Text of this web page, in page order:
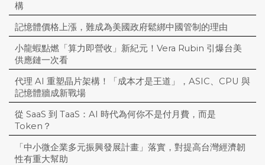
構
記憶體價格上漲，難成為美國政府鬆綁中國管制的理由
小龍蝦點燃「算力即營收」新紀元！Vera Rubin 引爆台美
供應鏈一次看
代理 AI 重塑晶片架構！「成本才是王道」，ASIC、CPU 與
記憶體牆成新戰場
從 SaaS 到 TaaS：AI 時代為何你不是付月費，而是
Token？
「中小微企業多元振興發展計畫」落實，對提高台灣經濟韌
性有重大幫助